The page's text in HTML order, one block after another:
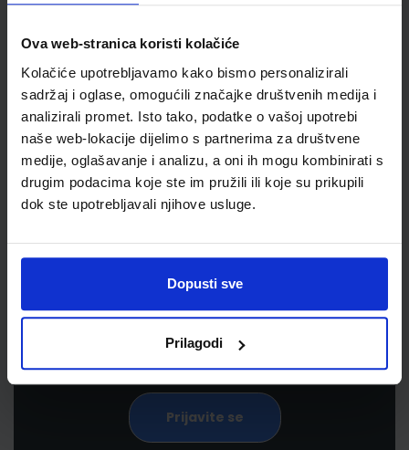
Ova web-stranica koristi kolačiće
Kolačiće upotrebljavamo kako bismo personalizirali
sadržaj i oglase, omogućili značajke društvenih medija i
analizirali promet. Isto tako, podatke o vašoj upotrebi
naše web-lokacije dijelimo s partnerima za društvene
medije, oglašavanje i analizu, a oni ih mogu kombinirati s
drugim podacima koje ste im pružili ili koje su prikupili
dok ste upotrebljavali njihove usluge.
Dopusti sve
Prilagodi
Newsletter prijava
Prijavite se kako bi primali informacije o novim
proizvodima i uslugama, akcijama i drugim